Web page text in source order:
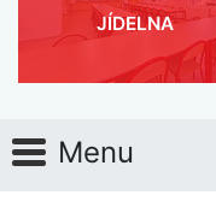
JÍDELNA
Menu